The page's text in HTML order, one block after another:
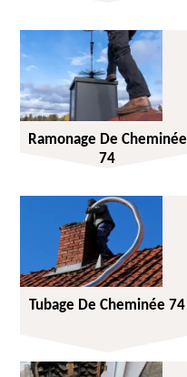
Ramonage De Cheminée
74
Tubage De Cheminée 74